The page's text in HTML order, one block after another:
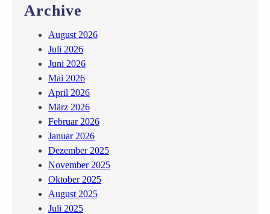
i
t
r
a
ß
e
ß
e
“
G
u
d
r
u
n
Archive
August 2026
Juli 2026
Juni 2026
Mai 2026
April 2026
März 2026
Februar 2026
Januar 2026
Dezember 2025
November 2025
Oktober 2025
August 2025
Juli 2025